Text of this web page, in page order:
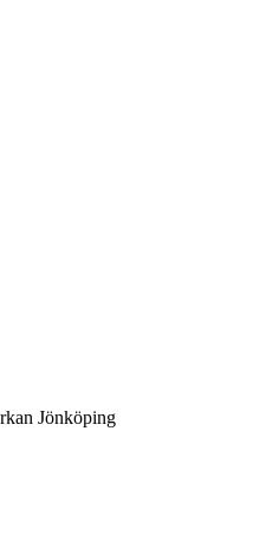
Jönköping